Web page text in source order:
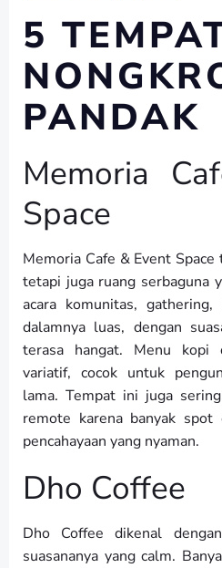
5
PANDAK
Memoria
Space
Memoria Cafe & Event
tetapi juga ruang serbaguna
acara komunitas,
dalamnya luas, dengan
terasa hangat. Menu kopi
variatif, cocok untuk
lama. Tempat ini juga
remote karena banyak
pencahayaan yang nyaman.
Dho Coffee
Dho Coffee dikenal
suasananya yang calm.